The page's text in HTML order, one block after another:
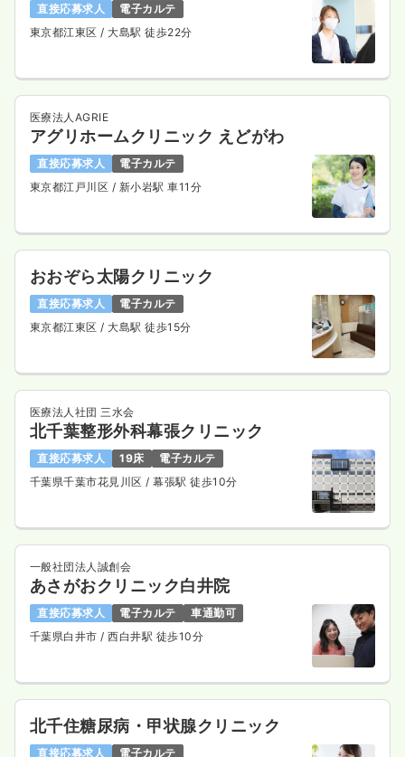
直接応募求人
電子カルテ
東京都江東区/ 大島駅 徒歩22分
医療法人AGRIE
アグリホームクリニック えどがわ
直接応募求人
電子カルテ
東京都江戸川区 / 新小岩駅 車11分
おおぞら太陽クリニック
直接応募求人
電子カルテ
東京都江東区/ 大島駅 徒歩15分
医療法人社団 三水会
北千葉整形外科幕張クリニック
直接応募求人 19床
電子カルテ
千葉県千葉市花見川区/ 幕張駅 徒歩10分
一般社団法人誠創会
あさがおクリニック白井院
直接応募求人 電子カルテ
車通勤可
千葉県白井市/ 西白井駅 徒歩10分
北千住糖尿病・甲状腺クリニック
直接応募求人 電子カルテ